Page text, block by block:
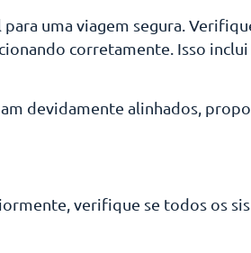
uma viagem segura.
corretamente. Isso
devidamente alinhados,
verifique se todos os